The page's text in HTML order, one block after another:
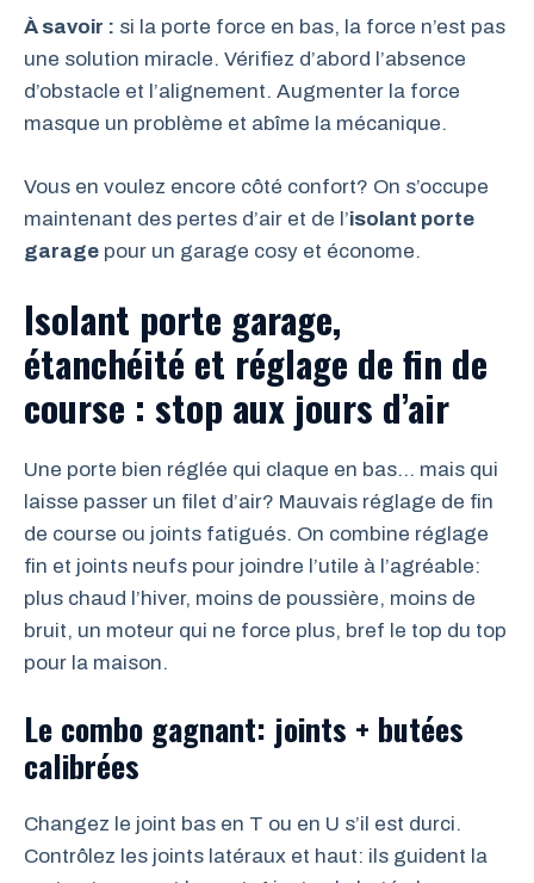
À savoir : si la porte force en bas, la force n’est pas
une solution miracle. Vérifiez d’abord l’absence
d’obstacle et l’alignement. Augmenter la force
masque un problème et abîme la mécanique.
Vous en voulez encore côté confort? On s’occupe
maintenant des pertes d’air et de l’isolant porte
garage pour un garage cosy et économe.
Isolant porte garage,
étanchéité et réglage de fin de
course : stop aux jours d’air
Une porte bien réglée qui claque en bas… mais qui
laisse passer un filet d’air? Mauvais réglage de fin
de course ou joints fatigués. On combine réglage
fin et joints neufs pour joindre l’utile à l’agréable:
plus chaud l’hiver, moins de poussière, moins de
bruit, un moteur qui ne force plus, bref le top du top
pour la maison.
Le combo gagnant: joints + butées
calibrées
Changez le joint bas en T ou en U s’il est durci.
Contrôlez les joints latéraux et haut: ils guident la